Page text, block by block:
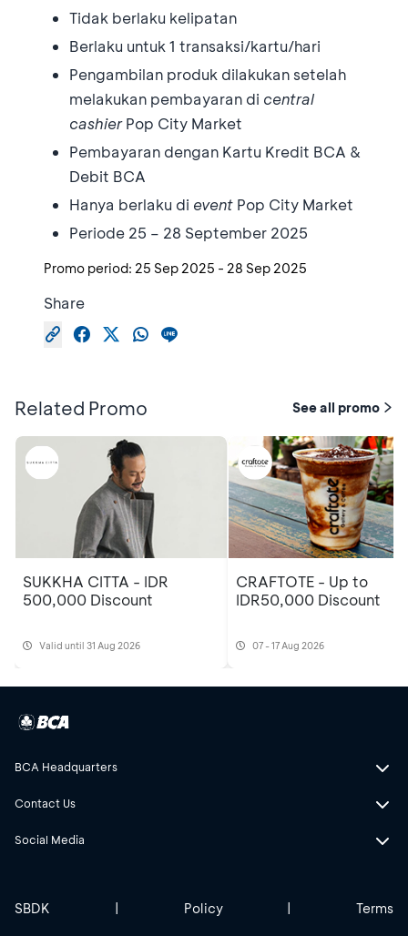
Tidak berlaku kelipatan
Berlaku untuk 1 transaksi/kartu/hari
Pengambilan produk dilakukan setelah
melakukan pembayaran di central
cashierPop City Market
Pembayaran dengan Kartu Kredit BCA &
Debit BCA
Hanya berlaku di event Pop City Market
Periode 25 – 28 September 2025
Promo period: 25 Sep 2025 - 28 Sep 2025
Share
Related Promo See all promo
SUKKHA CITTA - IDR
500,000 Discount
Valid until 31 Aug 2026
CRAFTOTE - Up to
IDR50,000 Discount
07 - 17 Aug 2026
BCA Headquarters
Contact Us
Social Media
SBDK | Policy | Terms